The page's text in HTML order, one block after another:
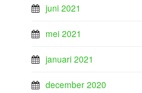
juni 2021
mei 2021
januari 2021
december 2020